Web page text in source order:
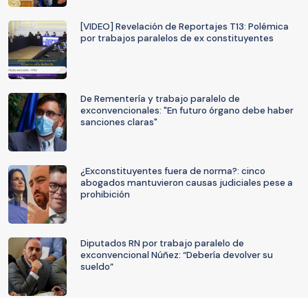
[VIDEO] Revelación de Reportajes T13: Polémica
por trabajos paralelos de ex constituyentes
De Rementería y trabajo paralelo de
exconvencionales: "En futuro órgano debe haber
sanciones claras"
¿Exconstituyentes fuera de norma?: cinco
abogados mantuvieron causas judiciales pese a
prohibición
Diputados RN por trabajo paralelo de
exconvencional Núñez: “Debería devolver su
sueldo”